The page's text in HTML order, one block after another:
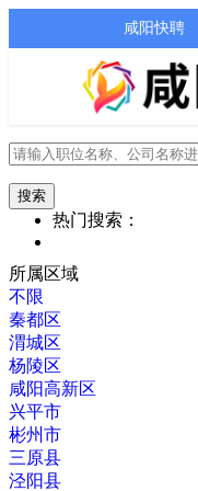
咸阳快聘
热门搜索：
所属区域
不限
秦都区
渭城区
杨陵区
咸阳高新区
兴平市
彬州市
三原县
泾阳县